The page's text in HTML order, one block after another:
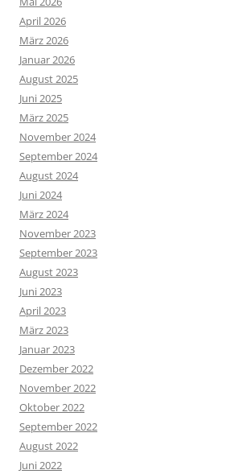
April 2026
März 2026
Januar 2026
August 2025
Juni 2025
März 2025
November 2024
September 2024
August 2024
Juni 2024
März 2024
November 2023
September 2023
August 2023
Juni 2023
April 2023
März 2023
Januar 2023
Dezember 2022
November 2022
Oktober 2022
September 2022
August 2022
Juni 2022